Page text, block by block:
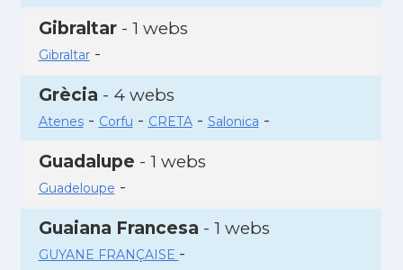
Gibraltar- 1 webs
Gibraltar-
Grècia - 4 webs
Atenes- Corfu - CRETA- Salonica -
Guadalupe - 1 webs
Guadeloupe -
Guaiana Francesa - 1 webs
GUYANE FRANÇAISE -